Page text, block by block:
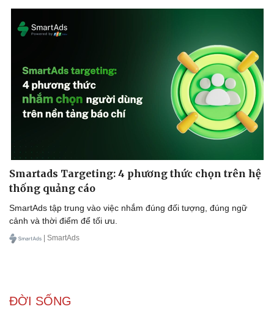
Thể thao
Bóng đá
Lịch thi đấu bóng đá
Hậu trường
Ô tô - Xe máy
Xe máy
Smartads Targeting: 4 phương thức chọn trên hệ
thống quảng cáo
SmartAds tập trung vào việc nhắm đúng đối tượng, đúng ngữ
cảnh và thời điểm để tối ưu.
| SmartAds
ĐỜI SỐNG